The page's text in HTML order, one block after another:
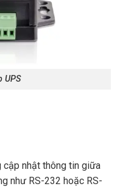
UPS
cập nhật thông tin giữa
như RS-232 hoặc RS-